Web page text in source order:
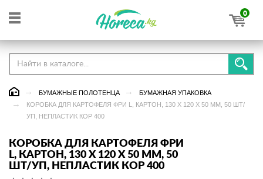
0
БУМАЖНЫЕ ПОЛОТЕНЦА
БУМАЖНАЯ УПАКОВКА
КОРОБКА ДЛЯ КАРТОФЕЛЯ ФРИ L, КАРТОН, 130 Х 120 Х 50 ММ, 50 ШТ/
УП, НЕПЛАСТИК КОР 400
КОРОБКА ДЛЯ КАРТОФЕЛЯ ФРИ
L, КАРТОН, 130 Х 120 Х 50 ММ, 50
ШТ/УП, НЕПЛАСТИК КОР 400